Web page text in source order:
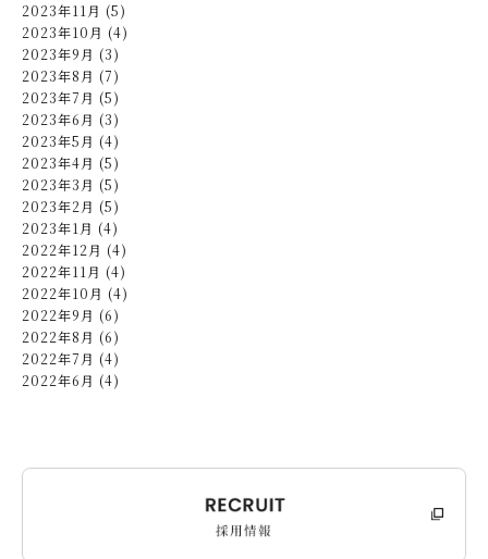
2023年11月 (5)
2023年10月 (4)
2023年9月 (3)
2023年8月 (7)
2023年7月 (5)
2023年6月 (3)
2023年5月 (4)
2023年4月 (5)
2023年3月 (5)
2023年2月 (5)
2023年1月 (4)
2022年12月 (4)
2022年11月 (4)
2022年10月 (4)
2022年9月 (6)
2022年8月 (6)
2022年7月 (4)
2022年6月 (4)